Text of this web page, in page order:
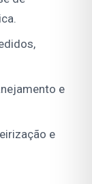
e
e